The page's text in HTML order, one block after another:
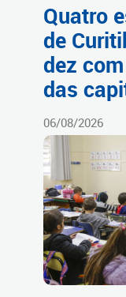
Quatro
de
dez
das
06/08/2026